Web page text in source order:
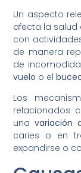
Un aspecto
afecta la salud
con
de manera
de
vuelo o el
Los
relacionados
unavariación
caries o en
expandirse o